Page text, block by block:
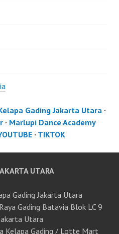
Gading Jakarta Utara·
· Marlupi Dance Academy
· TIKTOK
UTARA
Gading Jakarta Utara
Gading Batavia Blok LC 9
Utara
Kelapa Gading / Lotte Mart